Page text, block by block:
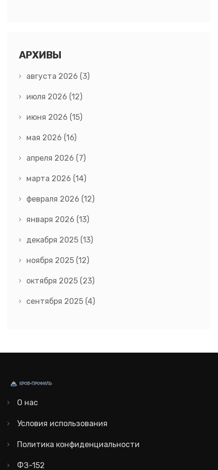
АРХИВЫ
августа 2026 (3)
июля 2026 (12)
июня 2026 (15)
мая 2026 (16)
апреля 2026 (7)
марта 2026 (14)
февраля 2026 (12)
января 2026 (13)
декабря 2025 (13)
ноября 2025 (12)
октября 2025 (23)
сентября 2025 (4)
О нас
Условия использования
Политика конфиденциальности
ФЗ-152